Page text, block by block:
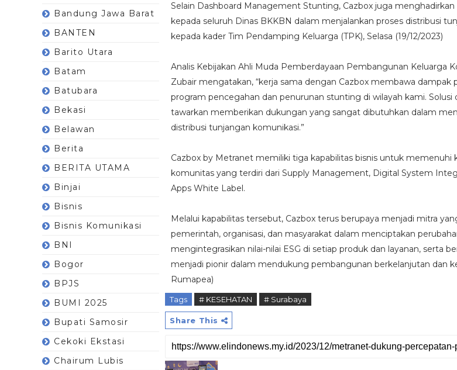
Bandung Jawa Barat
BANTEN
Barito Utara
Batam
Batubara
Bekasi
Belawan
Berita
BERITA UTAMA
Binjai
Bisnis
Bisnis Komunikasi
BNI
Bogor
BPJS
BUMI 2025
Bupati Samosir
Cekoki Ekstasi
Chairum Lubis
Selain Dashboard Management Stunting, Cazbox juga menghadirkan
kepada seluruh Dinas BKKBN dalam menjalankan proses distribusi
kepada kader Tim Pendamping Keluarga (TPK), Selasa (19/12/2023)
Analis Kebijakan Ahli Muda Pemberdayaan Pembangunan Keluarga
Zubair mengatakan, “kerja sama dengan Cazbox membawa dampak
program pencegahan dan penurunan stunting di wilayah kami. Solusi
tawarkan memberikan dukungan yang sangat dibutuhkan dalam
distribusi tunjangan komunikasi.”
Cazbox by Metranet memiliki tiga kapabilitas bisnis untuk memenuhi
komunitas yang terdiri dari Supply Management, Digital System
Apps White Label.
Melalui kapabilitas tersebut, Cazbox terus berupaya menjadi mitra
pemerintah, organisasi, dan masyarakat dalam menciptakan
mengintegrasikan nilai-nilai ESG di setiap produk dan layanan, serta
menjadi pionir dalam mendukung pembangunan berkelanjutan dan
Rumapea)
Tags # KESEHATAN # Surabaya
Share This